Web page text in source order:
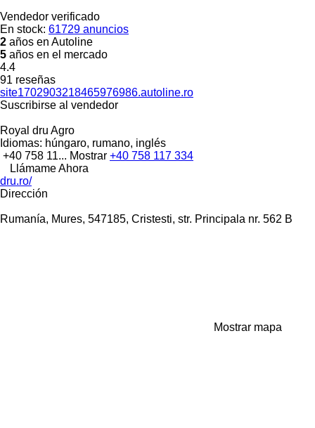
Vendedor verificado
En stock: 61729 anuncios
2 años en Autoline
5 años en el mercado
4.4
91 reseñas
site1702903218465976986.autoline.ro
Suscribirse al vendedor
Royal dru Agro
Idiomas: húngaro, rumano, inglés
+40 758 11... Mostrar +40 758 117 334
Llámame Ahora
dru.ro/
Dirección
Rumanía, Mures, 547185, Cristesti, str. Principala nr. 562 B
Mostrar mapa